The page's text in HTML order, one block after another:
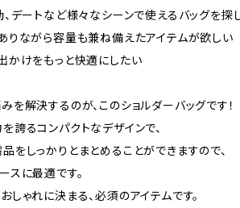
、デートなど様々なシーンで使えるバッグを探
りながら容量も兼ね備えたアイテムが欲しい
かけをもっと快適にしたい
を解決するのが、このショルダーバッグです！
誇るコンパクトなデザインで、
をしっかりとまとめることができますので、
スに最適です。
しゃれに決まる、必須のアイテムです。